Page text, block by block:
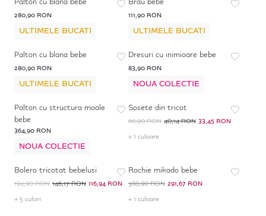
280,90 RON
ULTIMELE BUCATI
111,90 RON
ULTIMELE BUCATI
Palton cu blana bebe
280,90 RON
ULTIMELE BUCATI
Dresuri cu inimioare bebe
83,90 RON
NOUA COLECTIE
Palton cu structura moale
bebe
364,90 RON
NOUA COLECTIE
-50%*
Sosete din tricot
66,90 RON 40,14 RON 33,45 RON
+ 1 culoare
-40%*
Bolero tricotat bebelusi
194,90 RON 146,17 RON 116,94 RON
+ 5 culori
Rochie mikado bebe
388,90 RON 291,67 RON
+ 1 culoare
-25% -40%